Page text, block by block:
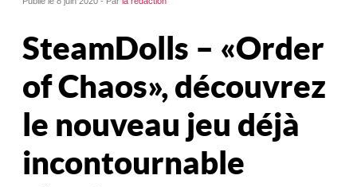
SteamDolls – « Order
of Chaos », découvrez
le nouveau jeu déjà
incontournable